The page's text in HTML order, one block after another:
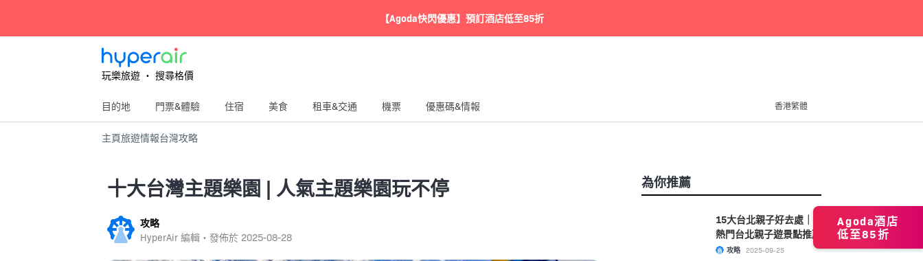
【Agoda快閃優惠】預訂酒店低至85折
玩樂旅遊 ‧ 搜尋格價
目的地 門票&體驗 住宿 美食 租車&交通 機票 優惠碼&情報 香港繁體
主頁旅遊情報台灣攻略
十大台灣主題樂園 | 人氣主題樂園玩不停
攻略
HyperAir 編輯・發佈於 2025-08-28
為你推薦
15大台北親子好去處｜
熱門台北親子遊景點推薦
攻略 2025-09-25
Agoda酒店
低至85折